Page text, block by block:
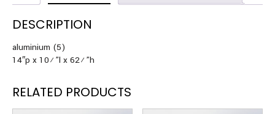
DESCRIPTION
aluminium (5)
14″p x 10½”l x 62½”h
RELATED PRODUCTS